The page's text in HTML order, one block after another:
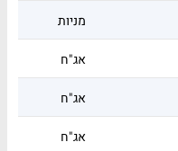
מניות
אג"ח
אג"ח
אג"ח